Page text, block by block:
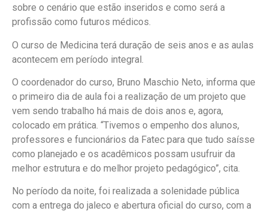
sobre o cenário que estão inseridos e como será a
profissão como futuros médicos.
O curso de Medicina terá duração de seis anos e as aulas
acontecem em período integral.
O coordenador do curso, Bruno Maschio Neto, informa que
o primeiro dia de aula foi a realização de um projeto que
vem sendo trabalho há mais de dois anos e, agora,
colocado em prática. “Tivemos o empenho dos alunos,
professores e funcionários da Fatec para que tudo saísse
como planejado e os acadêmicos possam usufruir da
melhor estrutura e do melhor projeto pedagógico”, cita.
No período da noite, foi realizada a solenidade pública
com a entrega do jaleco e abertura oficial do curso, com a